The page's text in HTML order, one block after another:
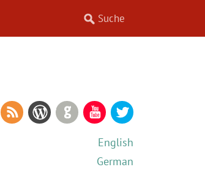
YouTube
GitHub
WordPress
RSS Feed
RSS Comments
English
German